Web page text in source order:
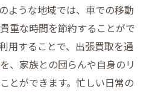
ような地域では、車での移動
重な時間を節約することがで
用することで、出張買取を通
、家族との団らんや自身のリ
とができます。忙しい日常の